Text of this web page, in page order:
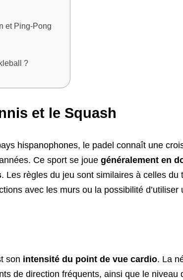
et Ping-Pong
?
et le Squash
hispanophones, le padel connaît une
Ce sport se joue généralement en
. Les règles du jeu sont similaires à celles du
avec les murs ou la possibilité d’utiliser
son intensité du point de vue cardio. La
de direction fréquents, ainsi que le niveau